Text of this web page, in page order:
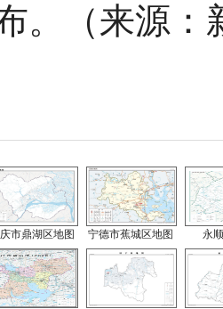
。（来源：
市鼎湖区地图 宁德市蕉城区地图 永